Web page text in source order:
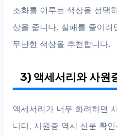
조화를 이루는 색상을 선택
상을 줍니다. 실패를 줄이려
무난한 색상을 추천합니다.
3) 액세서리와 사원
액세서리가 너무 화려하면
니다. 사원증 역시 신분 확